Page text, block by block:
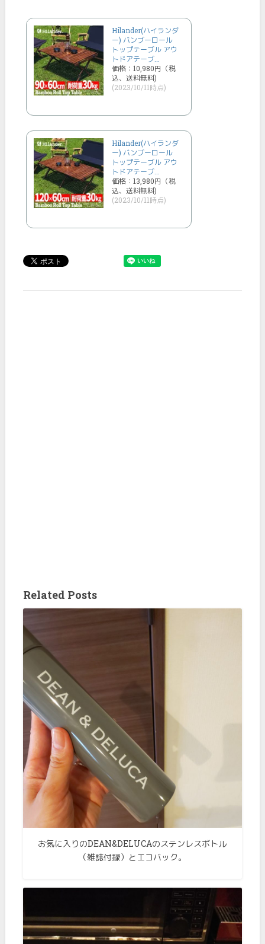
Hilander(ハイランダ
ー) バンブーロール
トップテーブル アウ
トドアテーブ…
価格：10,980円（税
込、送料無料)
(2023/10/11時点)
Hilander(ハイランダ
ー) バンブーロール
トップテーブル アウ
トドアテーブ…
価格：13,980円（税
込、送料無料)
(2023/10/11時点)
Related Posts
お気に入りのDEAN&DELUCAのステンレスボトル
（雑誌付録）とエコバック。